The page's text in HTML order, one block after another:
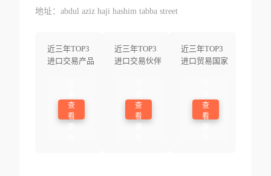
地址：abdul aziz haji hashim tabba street
近三年TOP3
进口交易产品
查
看
近三年TOP3
进口交易伙伴
查
看
近三年TOP3
进口贸易国家
查
看